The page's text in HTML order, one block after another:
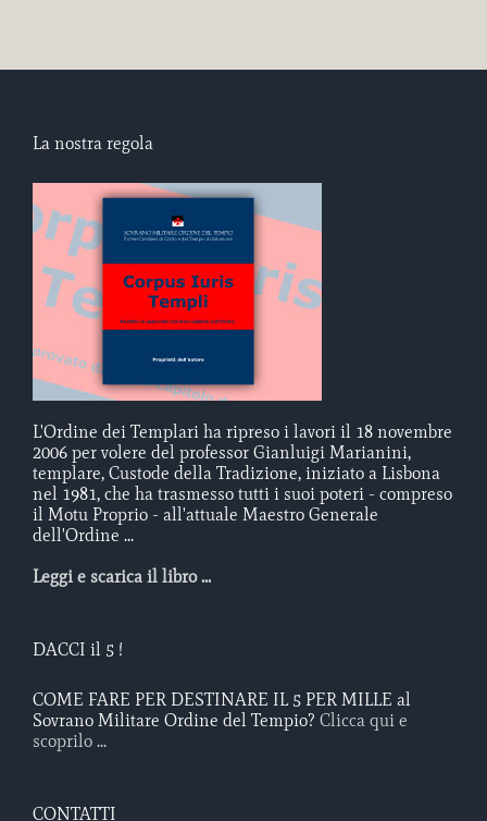
La nostra regola
L'Ordine dei Templari ha ripreso i lavori il 18 novembre
2006 per volere del professor Gianluigi Marianini,
templare, Custode della Tradizione, iniziato a Lisbona
nel 1981, che ha trasmesso tutti i suoi poteri - compreso
il Motu Proprio - all'attuale Maestro Generale
dell'Ordine ...
Leggi e scarica il libro ...
DACCI il 5 !
COME FARE PER DESTINARE IL 5 PER MILLE al
Sovrano Militare Ordine del Tempio? Clicca qui e
scoprilo ...
CONTATTI